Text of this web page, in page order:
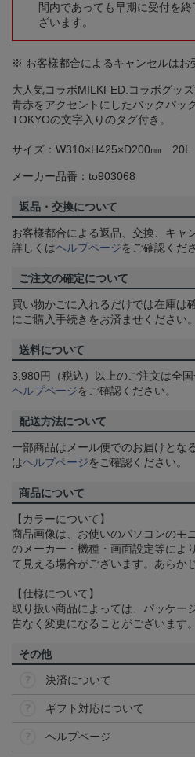
間内であっても早期に受付を
ざいます。
※ お客様都合によるキャンセルはお
大人気コラボMILKFED.コラボグッズ
青赤をアクセントにしたバックパッ
TOKYOの文字入りのタグ付き。
サイズ：W310×H425×D200㎜ 20L
メーカー品番：to903068
返品・交換について
お客様都合による返品、交換、キャ
詳しくはヘルプページをご確認くだ
ご注文の確定について
買い物かごに入れるだけでは在庫は
にご購入手続きをお済ませください。
送料について
3,980円（税込）以上のご注文は全
ヘルプページをご確認ください。
配送方法について
一部商品はメール便でのお届けとな
はヘルプページをご確認ください。
商品について
【カラーについて】
商品画像は、お使いのパソコンのモ
のメーカー・機種・画面設定等によ
て見える場合がございます。あらか
【仕様について】
取り扱い商品によっては、パッケー
告なく変更になることがございます。
その他
決済について
ギフト対応について
ヘルプページ